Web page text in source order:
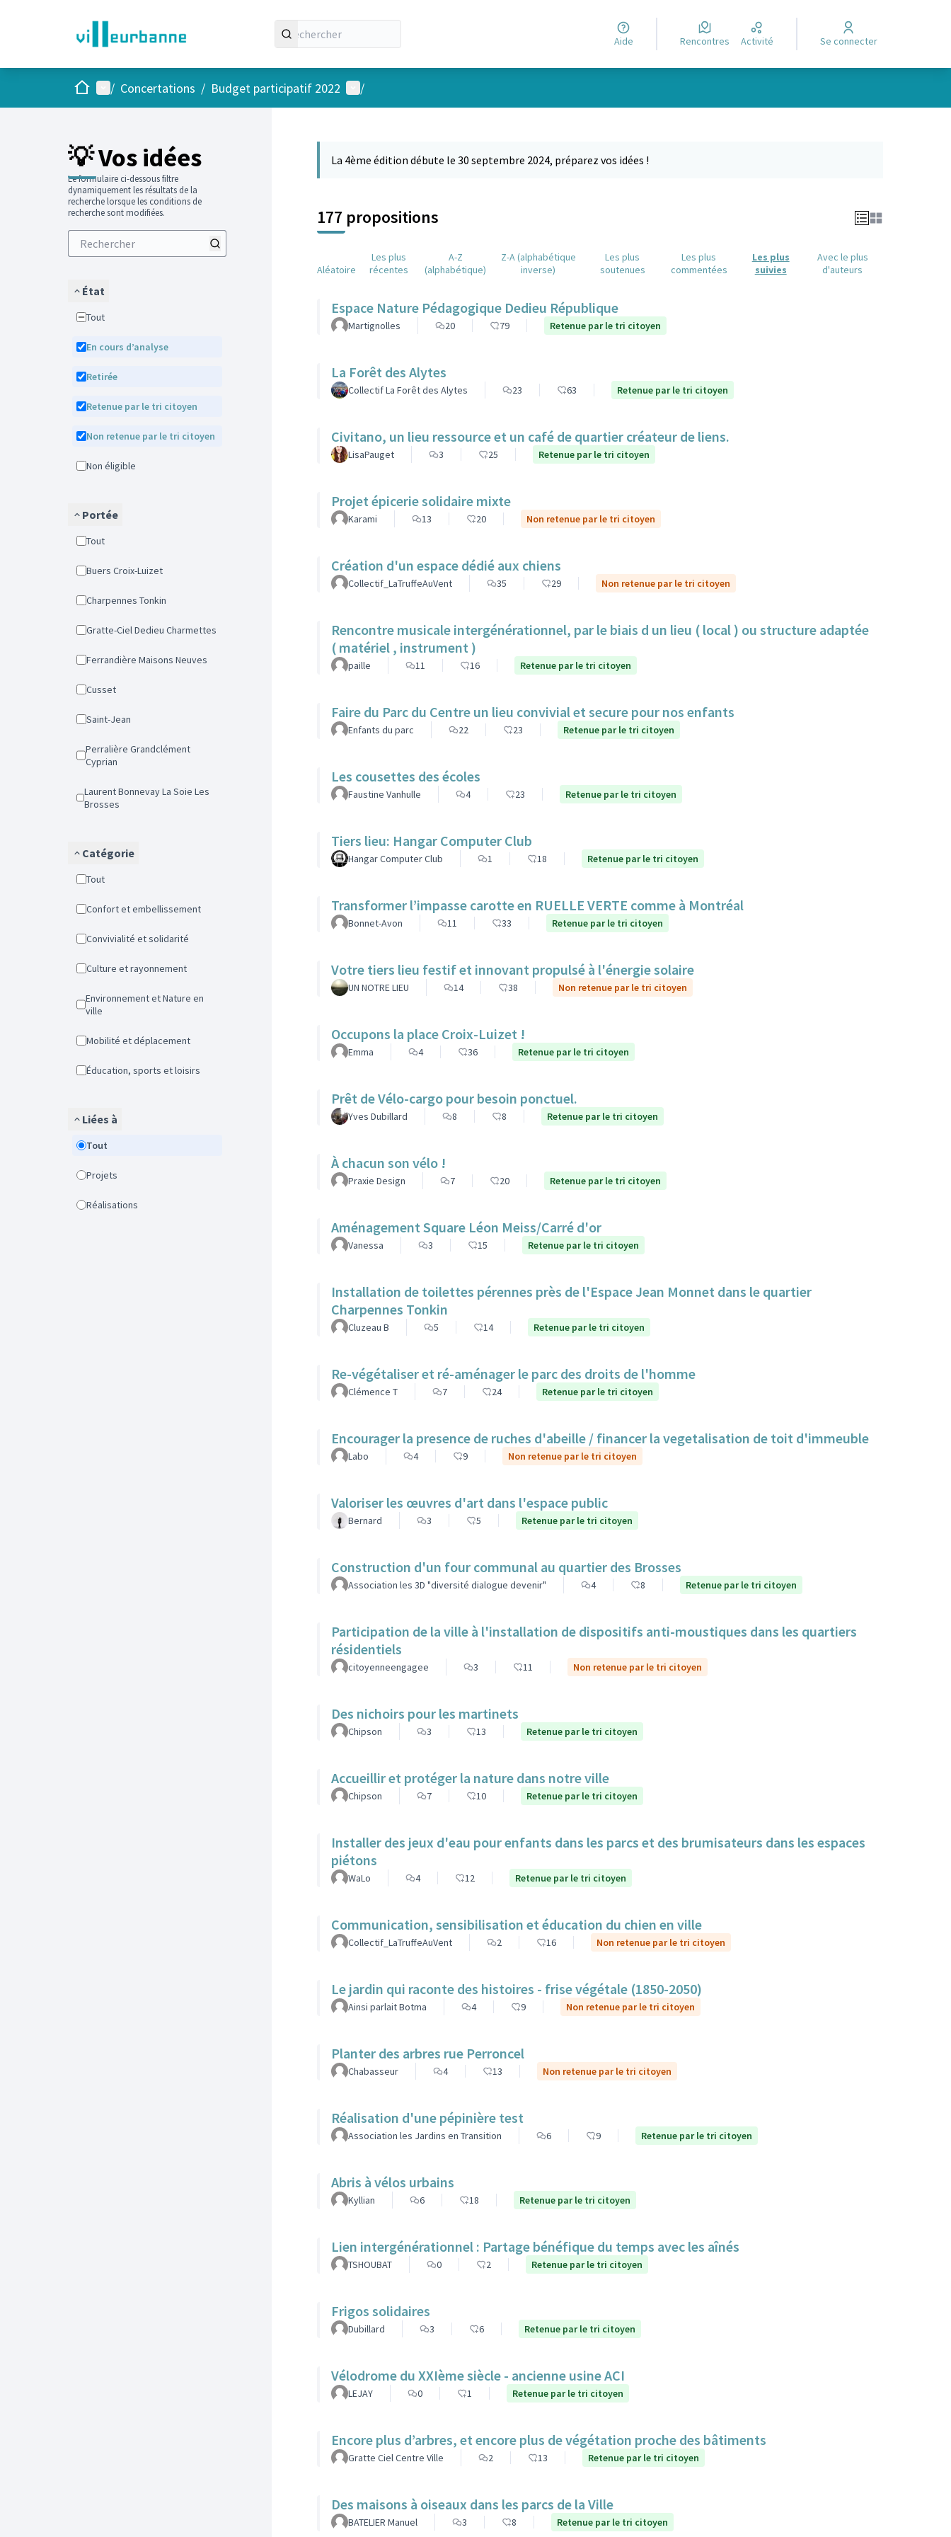
Aide Rencontres Activité Se connecter
AccueilMenu principal
/ Concertations / Budget participatif 2022 Menu utilisateur
/
💡 Vos idées
Le formulaire ci-dessous filtre
dynamiquement les résultats de la
recherche lorsque les conditions de
recherche sont modifiées.
État
Tout
En cours d’analyse
Retirée
Retenue par le tri citoyen
Non retenue par le tri citoyen
Non éligible
Portée
Tout
Buers Croix-Luizet
Charpennes Tonkin
Gratte-Ciel Dedieu Charmettes
Ferrandière Maisons Neuves
Cusset
Saint-Jean
Perralière Grandclément
Cyprian
Laurent Bonnevay La Soie Les
Brosses
Catégorie
Tout
Confort et embellissement
Convivialité et solidarité
Culture et rayonnement
Environnement et Nature en
ville
Mobilité et déplacement
Éducation, sports et loisirs
Liées à
Tout
Projets
Réalisations
La 4ème édition débute le 30 septembre 2024, préparez vos idées !
177 propositions
Aléatoire
Les plus
récentes
A-Z
(alphabétique)
Z-A (alphabétique
inverse)
Les plus
soutenues
Les plus
commentées
Les plus
suivies
Avec le plus
d'auteurs
Espace Nature Pédagogique Dedieu République
Martignolles 20 79 Retenue par le tri citoyen
La Forêt des Alytes
Collectif La Forêt des Alytes 23 63 Retenue par le tri citoyen
Civitano, un lieu ressource et un café de quartier créateur de liens.
LisaPauget 3 25 Retenue par le tri citoyen
Projet épicerie solidaire mixte
Karami 13 20 Non retenue par le tri citoyen
Création d'un espace dédié aux chiens
Collectif_LaTruffeAuVent 35 29 Non retenue par le tri citoyen
Rencontre musicale intergénérationnel, par le biais d un lieu ( local ) ou structure adaptée
( matériel , instrument )
paille 11 16 Retenue par le tri citoyen
Faire du Parc du Centre un lieu convivial et secure pour nos enfants
Enfants du parc 22 23 Retenue par le tri citoyen
Les cousettes des écoles
Faustine Vanhulle 4 23 Retenue par le tri citoyen
Tiers lieu: Hangar Computer Club
Hangar Computer Club 1 18 Retenue par le tri citoyen
Transformer l’impasse carotte en RUELLE VERTE comme à Montréal
Bonnet-Avon 11 33 Retenue par le tri citoyen
Votre tiers lieu festif et innovant propulsé à l'énergie solaire
UN NOTRE LIEU 14 38 Non retenue par le tri citoyen
Occupons la place Croix-Luizet !
Emma 4 36 Retenue par le tri citoyen
Prêt de Vélo-cargo pour besoin ponctuel.
Yves Dubillard 8 8 Retenue par le tri citoyen
À chacun son vélo !
Praxie Design 7 20 Retenue par le tri citoyen
Aménagement Square Léon Meiss/Carré d'or
Vanessa 3 15 Retenue par le tri citoyen
Installation de toilettes pérennes près de l'Espace Jean Monnet dans le quartier
Charpennes Tonkin
Cluzeau B 5 14 Retenue par le tri citoyen
Re-végétaliser et ré-aménager le parc des droits de l'homme
Clémence T 7 24 Retenue par le tri citoyen
Encourager la presence de ruches d'abeille / financer la vegetalisation de toit d'immeuble
Labo 4 9 Non retenue par le tri citoyen
Valoriser les œuvres d'art dans l'espace public
Bernard 3 5 Retenue par le tri citoyen
Construction d'un four communal au quartier des Brosses
Association les 3D "diversité dialogue devenir" 4 8 Retenue par le tri citoyen
Participation de la ville à l'installation de dispositifs anti-moustiques dans les quartiers
résidentiels
citoyenneengagee 3 11 Non retenue par le tri citoyen
Des nichoirs pour les martinets
Chipson 3 13 Retenue par le tri citoyen
Accueillir et protéger la nature dans notre ville
Chipson 7 10 Retenue par le tri citoyen
Installer des jeux d'eau pour enfants dans les parcs et des brumisateurs dans les espaces
piétons
WaLo 4 12 Retenue par le tri citoyen
Communication, sensibilisation et éducation du chien en ville
Collectif_LaTruffeAuVent 2 16 Non retenue par le tri citoyen
Le jardin qui raconte des histoires - frise végétale (1850-2050)
Ainsi parlait Botma 4 9 Non retenue par le tri citoyen
Planter des arbres rue Perroncel
Chabasseur 4 13 Non retenue par le tri citoyen
Réalisation d'une pépinière test
Association les Jardins en Transition 6 9 Retenue par le tri citoyen
Abris à vélos urbains
Kyllian 6 18 Retenue par le tri citoyen
Lien intergénérationnel : Partage bénéfique du temps avec les aînés
TSHOUBAT 0 2 Retenue par le tri citoyen
Frigos solidaires
Dubillard 3 6 Retenue par le tri citoyen
Vélodrome du XXIème siècle - ancienne usine ACI
LEJAY 0 1 Retenue par le tri citoyen
Encore plus d’arbres, et encore plus de végétation proche des bâtiments
Gratte Ciel Centre Ville 2 13 Retenue par le tri citoyen
Des maisons à oiseaux dans les parcs de la Ville
BATELIER Manuel 3 8 Retenue par le tri citoyen